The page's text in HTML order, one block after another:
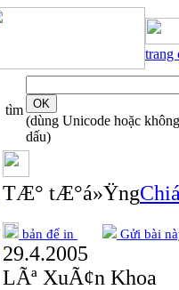
trang
tìm
(dùng Unicode hoặc không
dấu)
TÆ° tÆ°á»Ÿng
bản để in Gửi bài
29.4.2005
LÃª XuÃ¢n Khoa